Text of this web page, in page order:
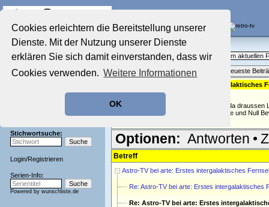
Cookies erleichtern die Bereitstellung unserer
Dienste. Mit der Nutzung unserer Dienste
erklären Sie sich damit einverstanden, dass wir
Cookies verwenden. Weitere Informationen
OK
Startseite
Aktuelles Forum
Film-Forum
Zeichentrick-Forum
Stichwortsuche:
Login/Registrieren
Serien-Info:
Powered by wunschliste.de
Aktuelles Forum
Fragen, Antworten und Meinungen zum aktuellen
Themenübersicht • Neues Thema
Neueste
Re: Astro-TV bei arte: Erstes intergalaktisches
geschrieben von:
Aber wie will man denn wissen das es da draussen
Bis jetzt hat man doch Null Erkenntnisse und Null
Optionen: Antworten •
Betreff
Astro-TV bei arte: Erstes intergalaktisches
Re: Astro-TV bei arte: Erstes intergalaktisches
Re: Astro-TV bei arte: Erstes